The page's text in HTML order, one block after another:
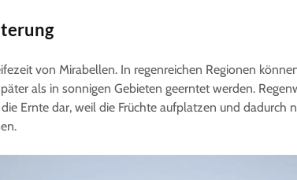
von Mirabellen. In regenreichen Regionen
als in sonnigen Gebieten geerntet werden.
Ernte dar, weil die Früchte aufplatzen und dadurch